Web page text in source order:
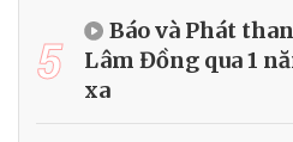
5
Báo và Phát
Lâm Đồng qua 1
xa